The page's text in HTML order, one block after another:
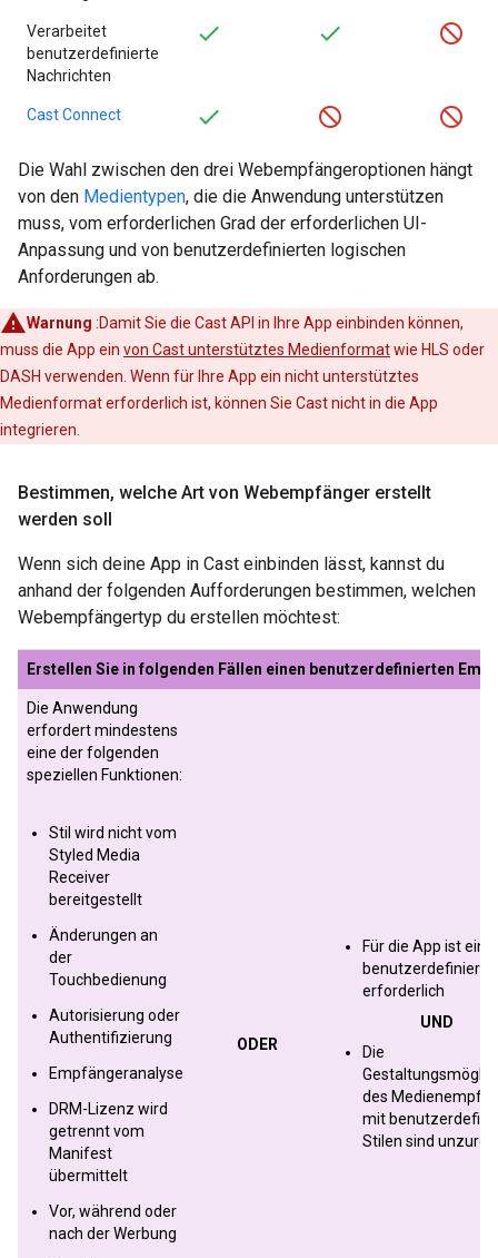
Verarbeitet
benutzerdefinierte
Nachrichten
Cast Connect
Die Wahl zwischen den drei Webempfängeroptionen hängt
von den Medientypen, die die Anwendung unterstützen
muss, vom erforderlichen Grad der erforderlichen UI-
Anpassung und von benutzerdefinierten logischen
Anforderungen ab.
Warnung :Damit Sie die Cast API in Ihre App einbinden können,
muss die App ein von Cast unterstütztes Medienformatwie HLS oder
DASH verwenden. Wenn für Ihre App ein nicht unterstütztes
Medienformat erforderlich ist, können Sie Cast nicht in die App
integrieren.
Bestimmen, welche Art von Webempfänger erstellt
werden soll
Wenn sich deine App in Cast einbinden lässt, kannst du
anhand der folgenden Aufforderungen bestimmen, welchen
Webempfängertyp du erstellen möchtest:
Erstellen Sie in folgenden Fällen einen benutzerdefinierten
Die Anwendung
erfordert mindestens
eine der folgenden
speziellen Funktionen:
Stil wird nicht vom
Styled Media
Receiver
bereitgestellt
Änderungen an
der
Touchbedienung
Autorisierung oder
Authentifizierung
Empfängeranalyse
DRM-Lizenz wird
getrennt vom
Manifest
übermittelt
Vor, während oder
nach der Werbung
ODER
Für die App ist ein
erforderlich
UND
Die
des
mit
Stilen sind